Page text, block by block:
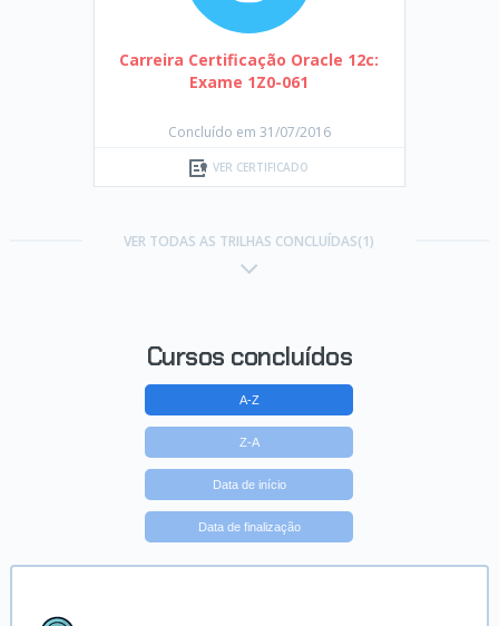
Carreira Certificação Oracle 12c:
Exame 1Z0-061
Concluído em 31/07/2016
VER CERTIFICADO
VER TODAS AS TRILHAS CONCLUÍDAS(1)
Cursos concluídos
A-Z
Z-A
Data de início
Data de finalização